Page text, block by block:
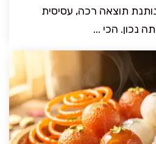
נותנת תוצאה רכה, עסיסית
נכון. הכי ...